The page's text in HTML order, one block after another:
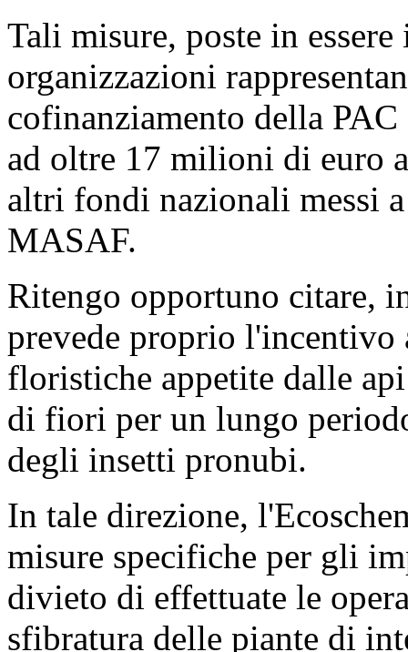
Tali misure, poste in
organizzazioni
cofinanziamento della
ad oltre 17 milioni di euro
altri fondi nazionali messi
MASAF.
Ritengo opportuno citare,
prevede proprio
floristiche appetite dalle
di fiori per un lungo
degli insetti pronubi.
In tale direzione,
misure specifiche per gli
divieto di effettuate le
sfibratura delle piante di